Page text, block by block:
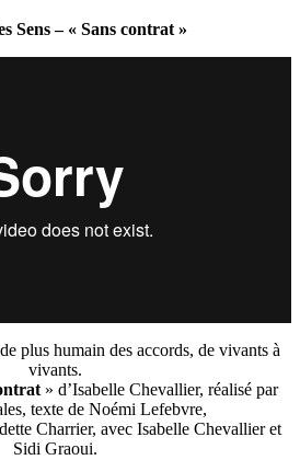
Sens – « Sans contrat »
plus humain des accords, de vivants à
vivants.
» d’Isabelle Chevallier, réalisé par
texte de Noémi Lefebvre,
Charrier, avec Isabelle Chevallier et
Sidi Graoui.